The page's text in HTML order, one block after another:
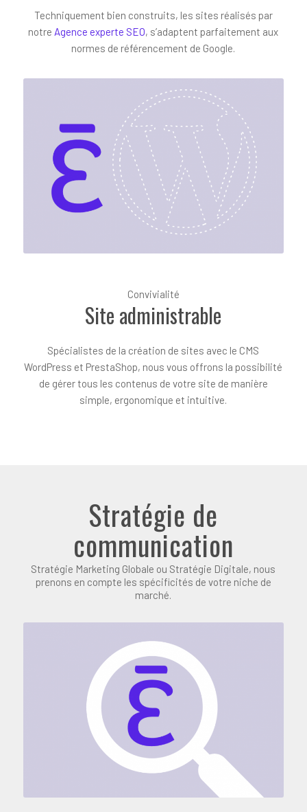
Techniquement bien construits, les sites réalisés par
notre Agence experte SEO, s’adaptent parfaitement aux
normes de référencement de Google.
Convivialité
Site administrable
Spécialistes de la création de sites avec le CMS
WordPress et PrestaShop, nous vous offrons la possibilité
de gérer tous les contenus de votre site de manière
simple, ergonomique et intuitive.
Stratégie de
communication
Stratégie Marketing Globale ou Stratégie Digitale, nous
prenons en compte les spécificités de votre niche de
marché.